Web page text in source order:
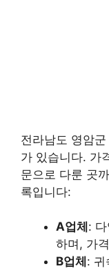
전라남도 영암
가 있습니다. 가
문으로 다룬 곳
록입니다:
A업체 :
하며, 가
B업체 : 귀